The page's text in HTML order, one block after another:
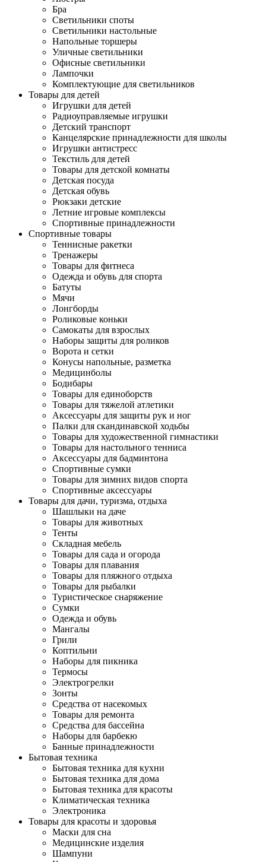
Бра
Светильники споты
Светильники настольные
Напольные торшеры
Уличные светильники
Офисные светильники
Лампочки
Комплектующие для светильников
Товары для детей
Игрушки для детей
Радиоуправляемые игрушки
Детский транспорт
Канцелярские принадлежности для школы
Игрушки антистресс
Текстиль для детей
Товары для детской комнаты
Детская посуда
Детская обувь
Рюкзаки детские
Летние игровые комплексы
Спортивные принадлежности
Спортивные товары
Теннисные ракетки
Тренажеры
Товары для фитнеса
Одежда и обувь для спорта
Батуты
Мячи
Лонгборды
Роликовые коньки
Самокаты для взрослых
Наборы защиты для роликов
Ворота и сетки
Конусы напольные, разметка
Медицинболы
Бодибары
Товары для единоборств
Товары для тяжелой атлетики
Аксессуары для защиты рук и ног
Палки для скандинавской ходьбы
Товары для художественной гимнастики
Товары для настольного тенниса
Аксессуары для бадминтона
Спортивные сумки
Товары для зимних видов спорта
Спортивные аксессуары
Товары для дачи, туризма, отдыха
Шашлыки на даче
Товары для животных
Тенты
Складная мебель
Товары для сада и огорода
Товары для плавания
Товары для пляжного отдыха
Товары для рыбалки
Туристическое снаряжение
Сумки
Одежда и обувь
Мангалы
Грили
Коптильни
Наборы для пикника
Термосы
Электрогрелки
Зонты
Средства от насекомых
Товары для ремонта
Средства для бассейна
Наборы для барбекю
Банные принадлежности
Бытовая техника
Бытовая техника для кухни
Бытовая техника для дома
Бытовая техника для красоты
Климатическая техника
Электроника
Товары для красоты и здоровья
Маски для сна
Медицинские изделия
Шампуни